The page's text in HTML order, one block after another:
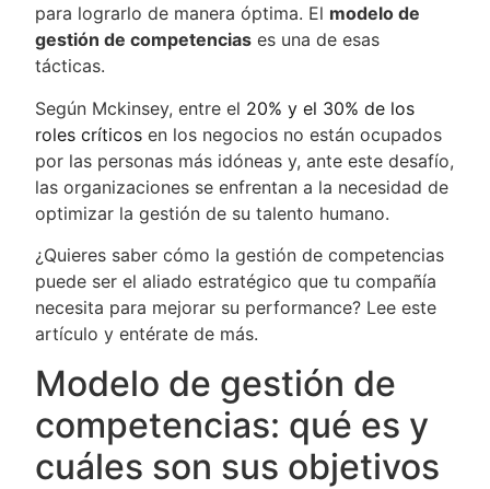
para lograrlo de manera óptima. El modelo de
gestión de competencias es una de esas
tácticas.
Según Mckinsey, entre el 20% y el 30% de los
roles críticos en los negocios no están ocupados
por las personas más idóneas y, ante este desafío,
las organizaciones se enfrentan a la necesidad de
optimizar la gestión de su talento humano.
¿Quieres saber cómo la gestión de competencias
puede ser el aliado estratégico que tu compañía
necesita para mejorar su performance? Lee este
artículo y entérate de más.
Modelo de gestión de
competencias: qué es y
cuáles son sus objetivos